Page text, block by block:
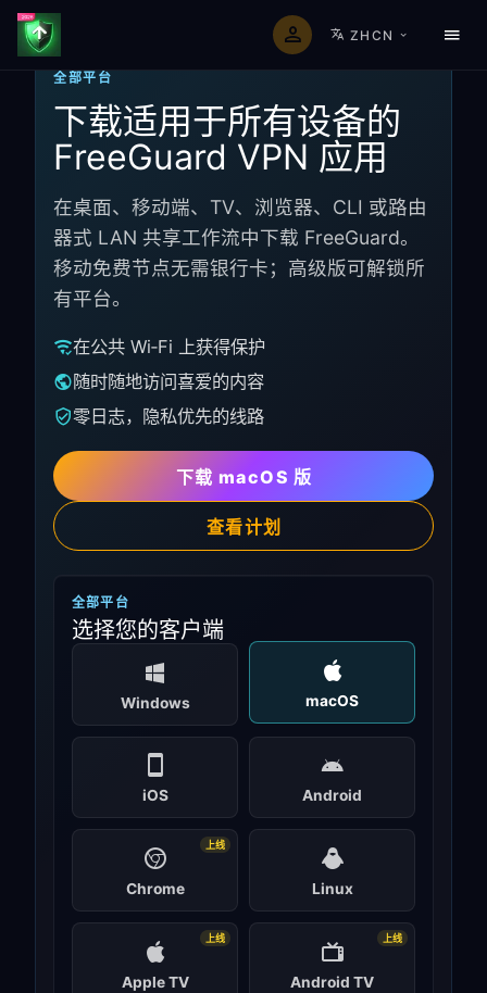
ZHCN
全部平台
下载适用于所有设备的
FreeGuard VPN 应用
在桌面、移动端、TV、浏览器、CLI 或路由
器式 LAN 共享工作流中下载 FreeGuard。
移动免费节点无需银行卡；高级版可解锁所
有平台。
在公共 Wi‑Fi 上获得保护
随时随地访问喜爱的内容
零日志，隐私优先的线路
下载 macOS 版
查看计划
全部平台
选择您的客户端
Windows macOS
iOS Android
Chrome
上线
Linux
Apple TV
上线
Android TV
上线